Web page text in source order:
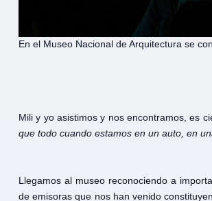
En el Museo Nacional de Arquitectura se
Mili y yo asistimos y nos encontramos, es
que todo cuando estamos en un auto, en
Llegamos al museo reconociendo a
de emisoras que nos han venido